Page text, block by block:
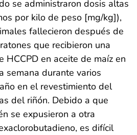
se administraron dosis altas
por kilo de peso [mg/kg]),
fallecieron después de
que recibieron una
HCCPD en aceite de maíz en
semana durante varios
en el revestimiento del
del riñón. Debido a que
se expusieron a otra
es difícil